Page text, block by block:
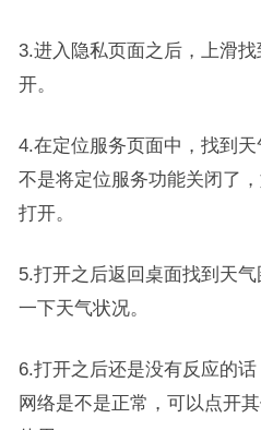
3.进入隐私页面之后，上滑
开。
4.在定位服务页面中，找到
不是将定位服务功能关闭了
打开。
5.打开之后返回桌面找到天
一下天气状况。
6.打开之后还是没有反应的
网络是不是正常，可以点开